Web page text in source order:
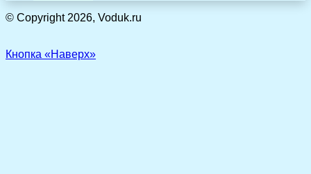
© Copyright 2026, Voduk.ru
Кнопка «Наверх»